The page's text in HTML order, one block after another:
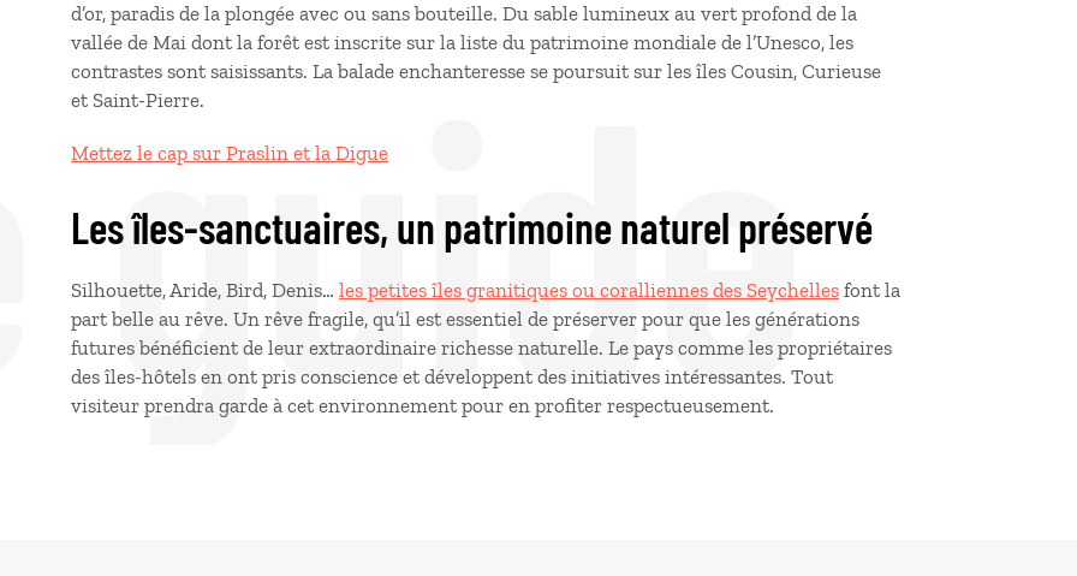
guide
d’or, paradis de la plongée avec ou sans bouteille. Du sable lumineux au vert profond de la
vallée de Mai dont la forêt est inscrite sur la liste du patrimoine mondiale de l’Unesco, les
contrastes sont saisissants. La balade enchanteresse se poursuit sur les îles Cousin, Curieuse
et Saint-Pierre.
Mettez le cap sur Praslin et la Digue
Les îles-sanctuaires, un patrimoine naturel préservé
Silhouette, Aride, Bird, Denis… les petites îles granitiques ou coralliennes des Seychelles font la
part belle au rêve. Un rêve fragile, qu’il est essentiel de préserver pour que les générations
futures bénéficient de leur extraordinaire richesse naturelle. Le pays comme les propriétaires
des îles-hôtels en ont pris conscience et développent des initiatives intéressantes. Tout
visiteur prendra garde à cet environnement pour en profiter respectueusement.